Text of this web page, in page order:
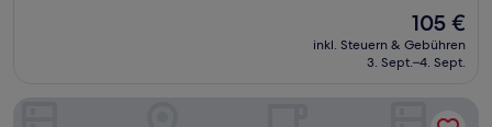
Der
Preis
beträgt
105 €
inkl. Steuern & Gebühren
3. Sept.–4. Sept.